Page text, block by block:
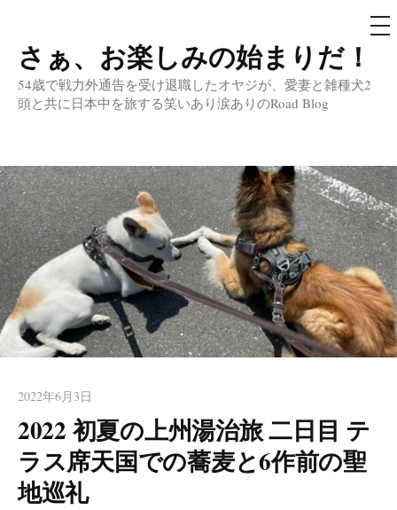
コ
ン
テ
へ
ス
キ
ッ
プ
さぁ、お楽しみの始まりだ！
54歳で戦力外通告を受け退職したオヤジが、愛妻と雑種犬2
頭と共に日本中を旅する笑いあり涙ありのRoad Blog
メ
ニ
2022年6月3日
2022 初夏の上州湯治旅 二日目 テ
ラス席天国での蕎麦と6作前の聖
地巡礼